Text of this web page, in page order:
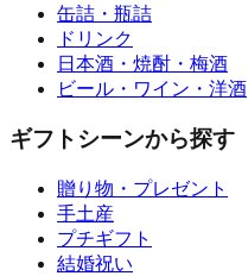
缶詰・瓶詰
ドリンク
日本酒・焼酎・梅酒
ビール・ワイン・洋酒
ギフトシーンから探す
贈り物・プレゼント
手土産
プチギフト
結婚祝い